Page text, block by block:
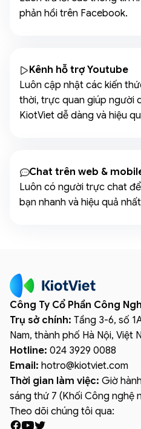
phản hồi trên Facebook.
Kênh hỗ trợ Youtube
Luôn cập nhật các kiến
thời, trực quan giúp người
KiotViet dễ dàng và hiệu
Chat trên web &
Luôn có người trực chat
bạn nhanh và hiệu quả
Công Ty Cổ Phần Công
Trụ sở chính: Tầng 3-6, số
Nam, thành phố Hà Nội, Việt
Hotline: 024 3929 0088
Email: hotro@kiotviet.com
Thời gian làm việc: Giờ
sáng thứ 7 (Khối Công nghệ
Theo dõi chúng tôi qua: